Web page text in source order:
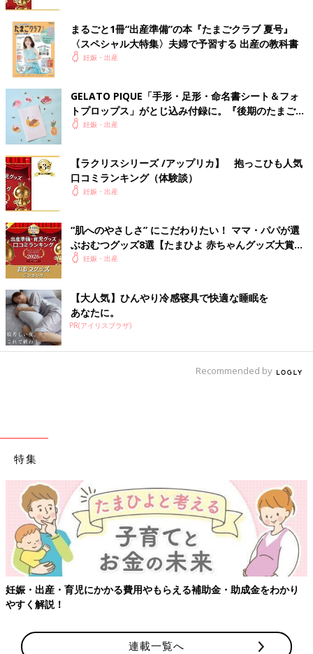
まるごと1冊“出産準備”の本『たまごクラブ 夏号』
〈スペシャル大特集〉夫婦で予習する 出産の教科書
妊娠・出産
GELATO PIQUE「手形・足形・命名書シート＆フォ
トプロップス」がとじ込み付録に。『後期のたまごク
ラブ』春号が発売中！
妊娠・出産
【ラクリスシリーズ /アップリカ】 抱っこひも人気
口コミランキング（体験談）
妊娠・出産
“肌へのやさしさ” にこだわりたい！ ママ・パパが選
ぶおむつグッズ8選【たまひよ 赤ちゃんグッズ大賞
2026】
妊娠・出産
【大人気】ひんやり冷感寝具で快適な睡眠を
あなたに。
PR(アイリスプラザ)
Recommended by
特集
助金・助成金をわかり 【ワクチン接種できるものも】妊婦の感
連載一覧へ